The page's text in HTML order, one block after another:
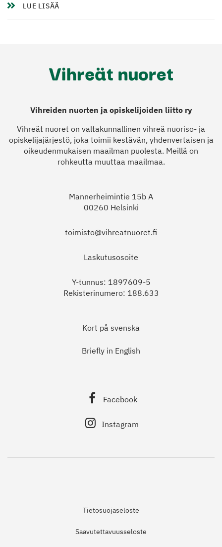
LUE LISÄÄ
Vihreiden nuorten ja opiskelijoiden liitto ry
Vihreät nuoret on valtakunnallinen vihreä nuoriso- ja
opiskelijajärjestö, joka toimii kestävän, yhdenvertaisen ja
oikeudenmukaisen maailman puolesta. Meillä on
rohkeutta muuttaa maailmaa.
Mannerheimintie 15b A
00260 Helsinki
toimisto@vihreatnuoret.fi
Laskutusosoite
Y-tunnus: 1897609-5
Rekisterinumero: 188.633
Kort på svenska
Briefly in English
Facebook
Instagram
Tietosuojaseloste
Saavutettavuusseloste